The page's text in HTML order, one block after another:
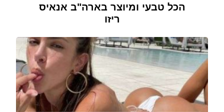
הכל טבעי ומיוצר בארה"ב אנאיס
ריזו